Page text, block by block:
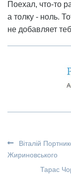
Поехал, что-то
а толку - ноль.
не добавляет
Віталій
Жириновського
Тарас